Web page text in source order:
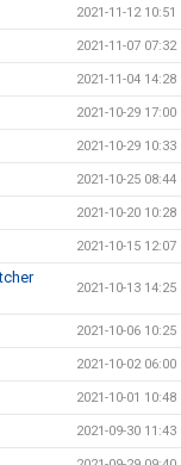
2021-11-12 10:51
2021-11-07 07:32
2021-11-04 14:28
2021-10-29 17:00
2021-10-29 10:33
2021-10-25 08:44
2021-10-20 10:28
2021-10-15 12:07
2021-10-13 14:25
2021-10-06 10:25
2021-10-02 06:00
2021-10-01 10:48
2021-09-30 11:43